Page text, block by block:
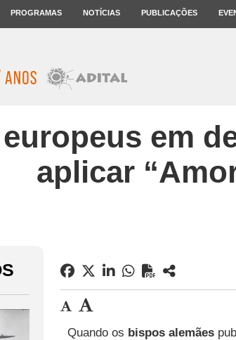
PROGRAMAS NOTÍCIAS PUBLICAÇÕES
em
aplicar
Quando os bispos alemães